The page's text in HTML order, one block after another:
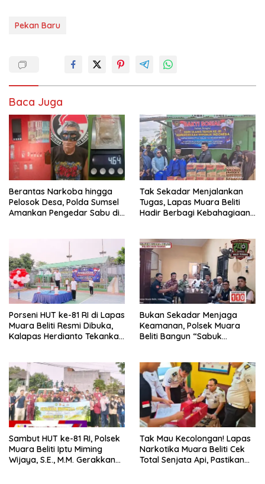
Pekan Baru
Baca Juga
Berantas Narkoba hingga
Pelosok Desa, Polda Sumsel
Amankan Pengedar Sabu di
Tak Sekadar Menjalankan
Tugas, Lapas Muara Beliti
Hadir Berbagi Kebahagiaan
Porseni HUT ke-81 RI di Lapas
Muara Beliti Resmi Dibuka,
Kalapas Herdianto Tekankan
Bukan Sekadar Menjaga
Keamanan, Polsek Muara
Beliti Bangun “Sabuk
Sambut HUT ke-81 RI, Polsek
Muara Beliti Iptu Miming
Wijaya, S.E., M.M. Gerakkan
Tak Mau Kecolongan! Lapas
Narkotika Muara Beliti Cek
Total Senjata Api, Pastikan